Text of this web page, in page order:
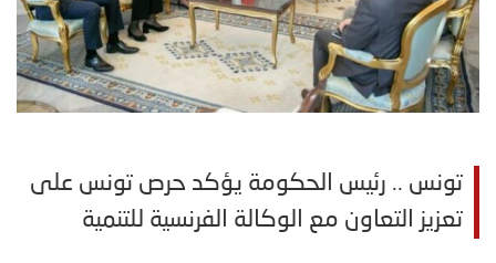
تونس .. رئيس الحكومة يؤكد حرص تونس على
تعزيز التعاون مع الوكالة الفرنسية للتنمية